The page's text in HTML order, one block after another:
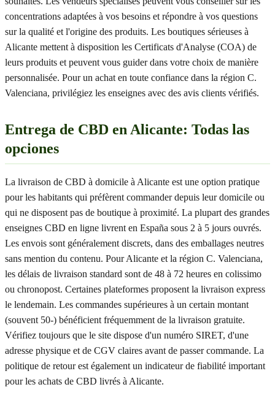
concentrations adaptées à vos besoins et répondre à vos questions
sur la qualité et l'origine des produits. Les boutiques sérieuses à
Alicante mettent à disposition les Certificats d'Analyse (COA) de
leurs produits et peuvent vous guider dans votre choix de manière
personnalisée. Pour un achat en toute confiance dans la région C.
Valenciana, privilégiez les enseignes avec des avis clients vérifiés.
Entrega de CBD en Alicante: Todas las
opciones
La livraison de CBD à domicile à Alicante est une option pratique
pour les habitants qui préfèrent commander depuis leur domicile ou
qui ne disposent pas de boutique à proximité. La plupart des grandes
enseignes CBD en ligne livrent en España sous 2 à 5 jours ouvrés.
Les envois sont généralement discrets, dans des emballages neutres
sans mention du contenu. Pour Alicante et la région C. Valenciana,
les délais de livraison standard sont de 48 à 72 heures en colissimo
ou chronopost. Certaines plateformes proposent la livraison express
le lendemain. Les commandes supérieures à un certain montant
(souvent 50-) bénéficient fréquemment de la livraison gratuite.
Vérifiez toujours que le site dispose d'un numéro SIRET, d'une
adresse physique et de CGV claires avant de passer commande. La
politique de retour est également un indicateur de fiabilité important
pour les achats de CBD livrés à Alicante.